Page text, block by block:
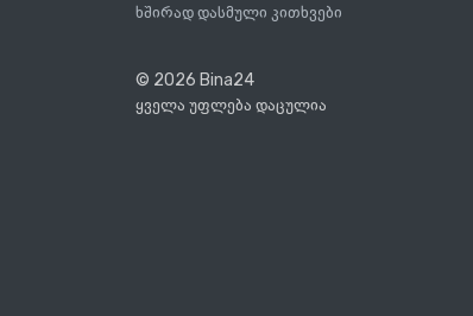
ხშირად დასმული კითხვები
© 2026 Bina24
ყველა უფლება დაცულია